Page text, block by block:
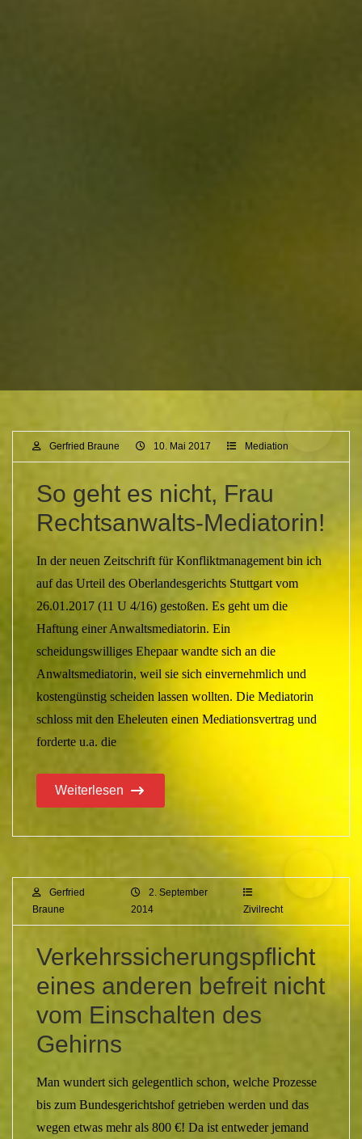
Gerfried Braune 10. Mai 2017 Mediation
So geht es nicht, Frau
Rechtsanwalts-Mediatorin!
In der neuen Zeitschrift für Konfliktmanagement bin ich
auf das Urteil des Oberlandesgerichts Stuttgart vom
26.01.2017 (11 U 4/16) gestoßen. Es geht um die
Haftung einer Anwaltsmediatorin. Ein
scheidungswilliges Ehepaar wandte sich an die
Anwaltsmediatorin, weil sie sich einvernehmlich und
kostengünstig scheiden lassen wollten. Die Mediatorin
schloss mit den Eheleuten einen Mediationsvertrag und
forderte u.a. die
Weiterlesen
Gerfried
Braune
2. September
2014
Zivilrecht
Verkehrssicherungspflicht
eines anderen befreit nicht
vom Einschalten des
Gehirns
Man wundert sich gelegentlich schon, welche Prozesse
bis zum Bundesgerichtshof getrieben werden und das
wegen etwas mehr als 800 €! Da ist entweder jemand